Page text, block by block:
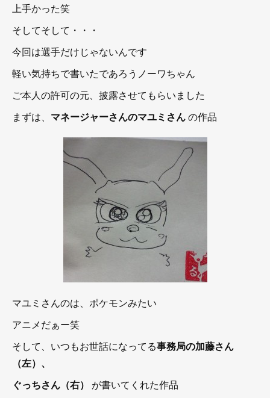
上手かった笑
そしてそして・・・
今回は選手だけじゃないんです
軽い気持ちで書いたであろうノーワちゃん
ご本人の許可の元、披露させてもらいました
まずは、 マネージャーさんのマユミさんの作品
マユミさんのは、ポケモンみたい
アニメだぁー笑
そして、いつもお世話になってる事務局の加藤さん
（左）、
ぐっちさん（右） が書いてくれた作品